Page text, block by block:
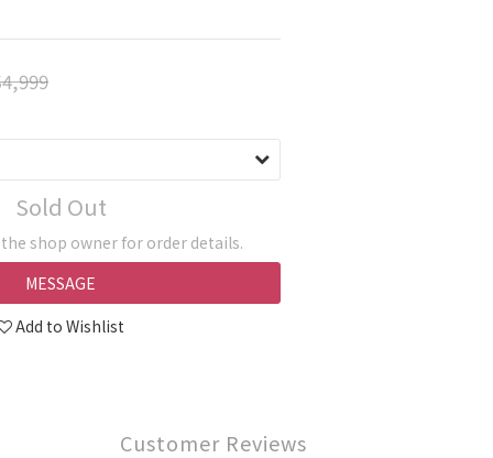
Sold Out
shop owner for order details.
MESSAGE
Add to Wishlist
Customer Reviews